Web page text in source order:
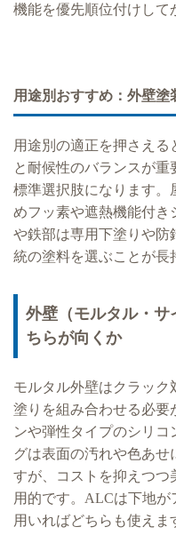
機能を優先順位付けして
用途別おすすめ：外壁
用途別の適正を押さえる
と耐候性のバランスが
標準選択肢になります。
めフッ素や遮熱機能付き
や鉄部は専用下塗りや防
統の塗料を選ぶことが長
外壁（モルタル・
ちらが向くか
モルタル外壁はクラック
塗りを組み合わせる必要
ンや弾性タイプのシリ
グは表面の汚れや色あ
すが、コストを抑えつつ
用的です。ALCは下地が
用いればどちらも使えま